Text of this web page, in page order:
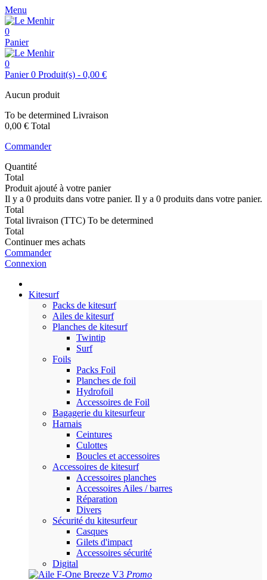
Menu
0
Panier
0
Panier 0 Produit(s) - 0,00 €
Aucun produit
To be determined Livraison
0,00 € Total
Commander
Quantité
Total
Produit ajouté à votre panier
Il y a 0 produits dans votre panier. Il y a 0 produits dans votre panier.
Total
Total livraison (TTC) To be determined
Total
Continuer mes achats
Commander
Connexion
Kitesurf
Packs de kitesurf
Ailes de kitesurf
Planches de kitesurf
Twintip
Surf
Foils
Packs Foil
Planches de foil
Hydrofoil
Accessoires de Foil
Bagagerie du kitesurfeur
Harnais
Ceintures
Culottes
Boucles et accessoires
Accessoires de kitesurf
Accessoires planches
Accessoires Ailes / barres
Réparation
Divers
Sécurité du kitesurfeur
Casques
Gilets d'impact
Accessoires sécurité
Digital
Promo